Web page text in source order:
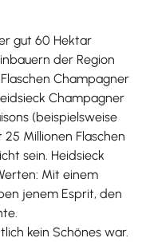
gut 60 Hektar
der Region
Champagner
Champagner
(beispielsweise
Millionen Flaschen
sein. Heidsieck
Mit einem
jenem Esprit, den
kein Schönes war.